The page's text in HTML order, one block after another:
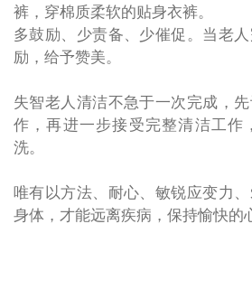
裤，穿棉质柔软的贴身衣裤。
多鼓励、少责备、少催促。当老
励，给予赞美。
失智老人清洁不急于一次完成，
作，再进一步接受完整清洁工作
洗。
唯有以方法、耐心、敏锐应变力
身体，才能远离疾病，保持愉快的